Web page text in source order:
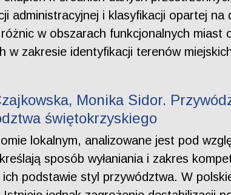
administracyjnej i klasyfikacji opartej
w obszarach funkcjonalnych miast
w zakresie identyfikacji terenów
Monika Sidor.
świętokrzyskiego
lokalnym, analizowane jest pod
sposób wyłaniania i zakres
podstawie styl przywództwa. W